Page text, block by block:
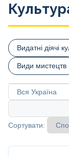
Видатні діячі
Види мистецтв
Сортувати: